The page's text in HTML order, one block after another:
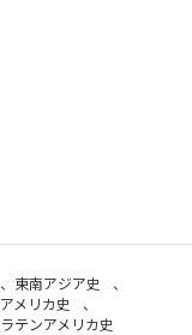
、 東南アジア史
、
アメリカ史
、
ラテンアメリカ史